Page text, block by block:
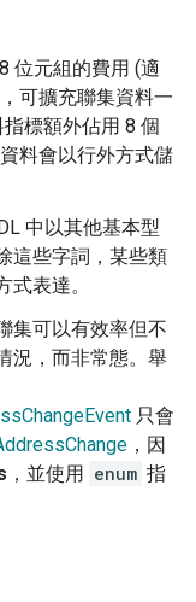
位元組的費用 (適
可擴充聯集資料一
標額外佔用 8 個
料會以行外方式儲
中以其他基本型
這些字詞，某些類
表達。
集可以有效率但不
況，而非常態。舉
只會
，因
，並使用 enum 指